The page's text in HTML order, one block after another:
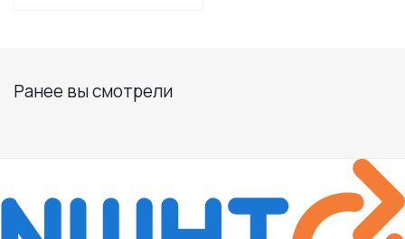
Ранее вы смотрели